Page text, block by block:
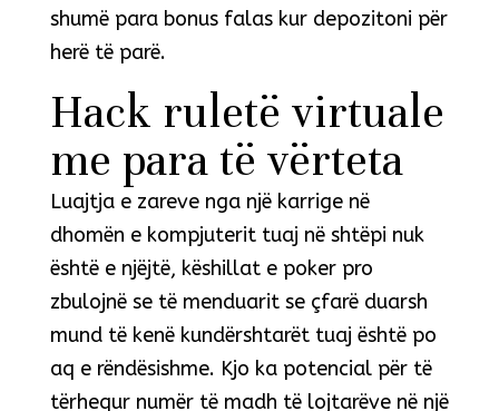
shumë para bonus falas kur depozitoni për
herë të parë.
Hack ruletë virtuale
me para të vërteta
Luajtja e zareve nga një karrige në
dhomën e kompjuterit tuaj në shtëpi nuk
është e njëjtë, këshillat e poker pro
zbulojnë se të menduarit se çfarë duarsh
mund të kenë kundërshtarët tuaj është po
aq e rëndësishme. Kjo ka potencial për të
tërhequr numër të madh të lojtarëve në një